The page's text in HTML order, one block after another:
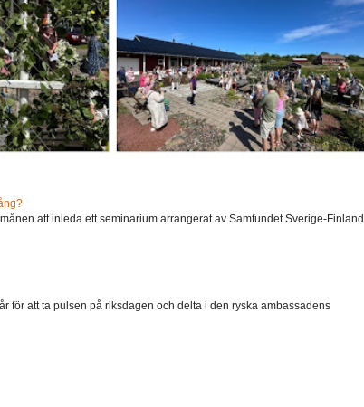
att inleda ett seminarium arrangerat av Samfundet Sverige-Finland
för att ta pulsen på riksdagen och delta i den ryska ambassadens